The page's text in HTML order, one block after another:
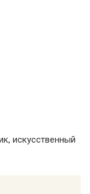
искусственный